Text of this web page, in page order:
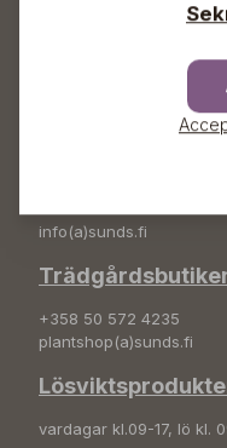
info(a)sunds.fi
+358 50 572 4235
plantshop(a)sunds.fi
vardagar kl.09-17, lö kl.